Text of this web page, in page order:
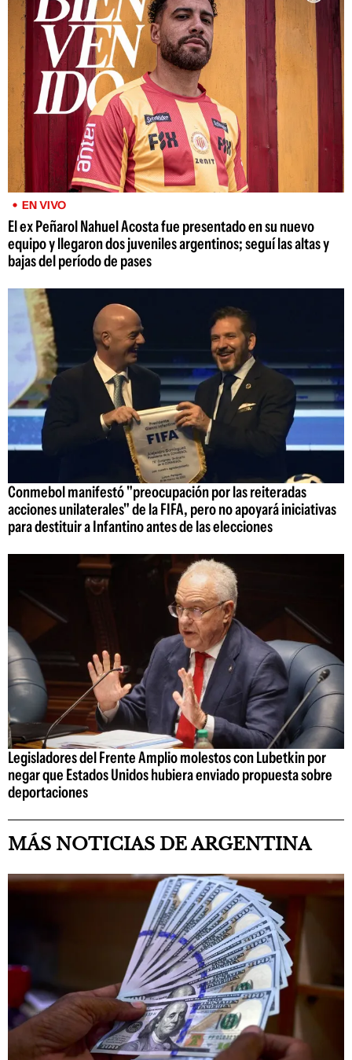
EN VIVO
El ex Peñarol Nahuel Acosta fue presentado en su nuevo
equipo y llegaron dos juveniles argentinos; seguí las altas y
bajas del período de pases
Conmebol manifestó "preocupación por las reiteradas
acciones unilaterales" de la FIFA, pero no apoyará iniciativas
para destituir a Infantino antes de las elecciones
Legisladores del Frente Amplio molestos con Lubetkin por
negar que Estados Unidos hubiera enviado propuesta sobre
deportaciones
MÁS NOTICIAS DE ARGENTINA